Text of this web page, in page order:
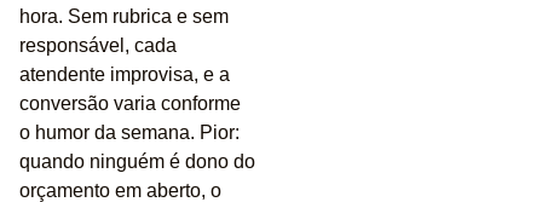
hora. Sem rubrica e sem
responsável, cada
atendente improvisa, e a
conversão varia conforme
o humor da semana. Pior:
quando ninguém é dono do
orçamento em aberto, o